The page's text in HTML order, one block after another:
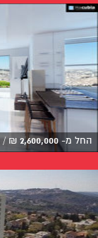
החל מ- 2,600,000
₪
/